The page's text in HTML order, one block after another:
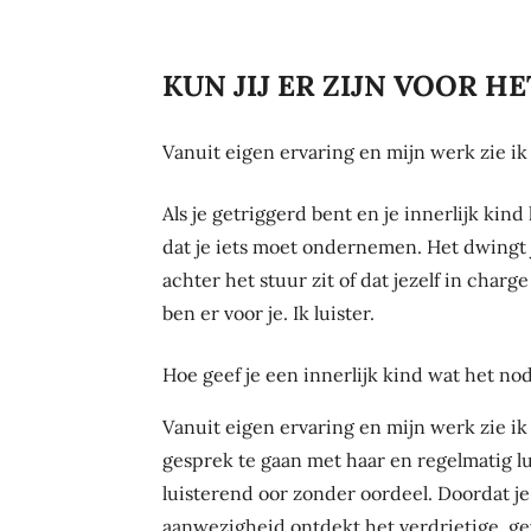
KUN JIJ ER ZIJN VOOR
Vanuit eigen ervaring en mijn werk zie
Als je getriggerd bent en je innerlijk kind
dat je iets moet ondernemen. Het
achter het stuur zit of dat jezelf in
ben er voor je. Ik luister.
Hoe geef je een innerlijk kind wat het
Vanuit eigen ervaring en mijn werk zie
gesprek te gaan met haar en regelmatig
luisterend oor zonder oordeel. Doordat
aanwezigheid ontdekt het verdrietige,